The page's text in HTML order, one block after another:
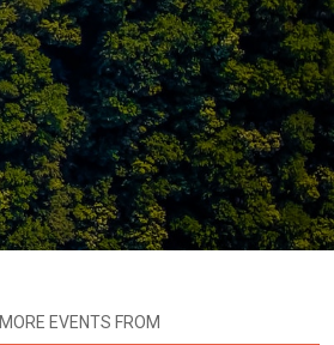
MORE EVENTS FROM